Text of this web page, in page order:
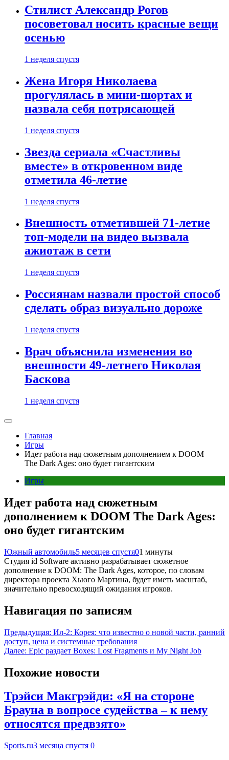
Стилист Александр Рогов
посоветовал носить красные вещи
осенью
1 неделя спустя
Жена Игоря Николаева
прогулялась в мини-шортах и
назвала себя потрясающей
1 неделя спустя
Звезда сериала «Счастливы
вместе» в откровенном виде
отметила 46-летие
1 неделя спустя
Внешность отметившей 71-летие
топ-модели на видео вызвала
ажиотаж в сети
1 неделя спустя
Россиянам назвали простой способ
сделать образ визуально дороже
1 неделя спустя
Врач объяснила изменения во
внешности 49-летнего Николая
Баскова
1 неделя спустя
Главная
Игры
Идет работа над сюжетным дополнением к DOOM
The Dark Ages: оно будет гигантским
Игры
Идет работа над сюжетным
дополнением к DOOM The Dark Ages:
оно будет гигантским
Южный автомобиль5 месяцев спустя01 минуты
Студия id Software активно разрабатывает сюжетное
дополнение к DOOM: The Dark Ages, которое, по словам
директора проекта Хьюго Мартина, будет иметь масштаб,
значительно превосходящий ожидания игроков.
Навигация по записям
Предыдущая: Ил-2: Корея: что известно о новой части, ранний
доступ, цена и системные требования
Далее: Epic раздает Boxes: Lost Fragments и My Night Job
Похожие новости
Трэйси Макгрэйди: «Я на стороне
Брауна в вопросе судейства – к нему
относятся предвзято»
Sports.ru3 месяца спустя 0